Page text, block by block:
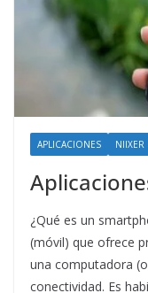
APLICACIONES NIIXER
¿Qué es un
(móvil) que ofrece
una computadora
conectividad. Es